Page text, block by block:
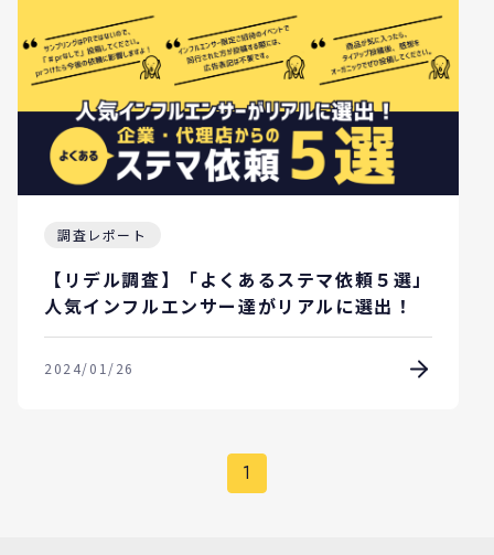
調査レポート
【リデル調査】「よくあるステマ依頼５選」
人気インフルエンサー達がリアルに選出！
2024/01/26
1